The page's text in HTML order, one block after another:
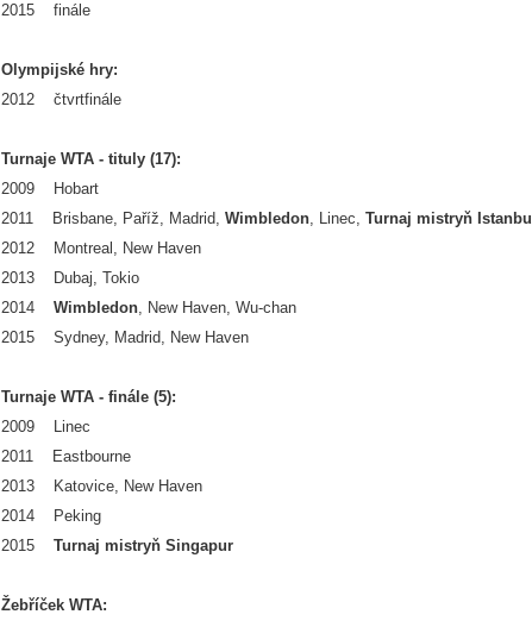
2015 finále
Olympijské hry:
2012 čtvrtfinále
Turnaje WTA - tituly (17):
2009 Hobart
2011 Brisbane, Paříž, Madrid, Wimbledon, Linec, Turnaj mistryň Istanbul
2012 Montreal, New Haven
2013 Dubaj, Tokio
2014 Wimbledon, New Haven, Wu-chan
2015 Sydney, Madrid, New Haven
Turnaje WTA - finále (5):
2009 Linec
2011 Eastbourne
2013 Katovice, New Haven
2014 Peking
2015 Turnaj mistryň Singapur
Žebříček WTA: